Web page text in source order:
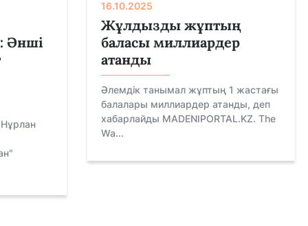
Әнші
16.10.2025
Жұлдызды жұптың
баласы миллиардер
атанды
Әлемдік танымал жұптың 1 жастағы
балалары миллиардер атанды, деп
хабарлайды MADENIPORTAL.KZ. The
Wa...